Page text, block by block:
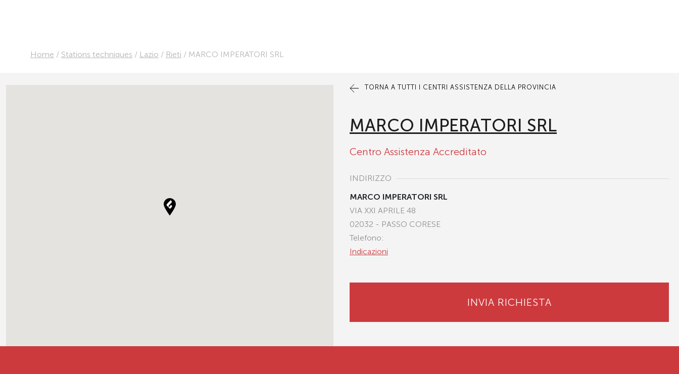
Home / Stations techniques / Lazio / Rieti / MARCO IMPERATORI SRL
TORNA A TUTTI I CENTRI ASSISTENZA DELLA PROVINCIA
MARCO IMPERATORI SRL
Centro Assistenza Accreditato
INDIRIZZO
MARCO IMPERATORI SRL
VIA XXI APRILE 48
02032 - PASSO CORESE
Telefono:
Indicazioni
INVIA RICHIESTA